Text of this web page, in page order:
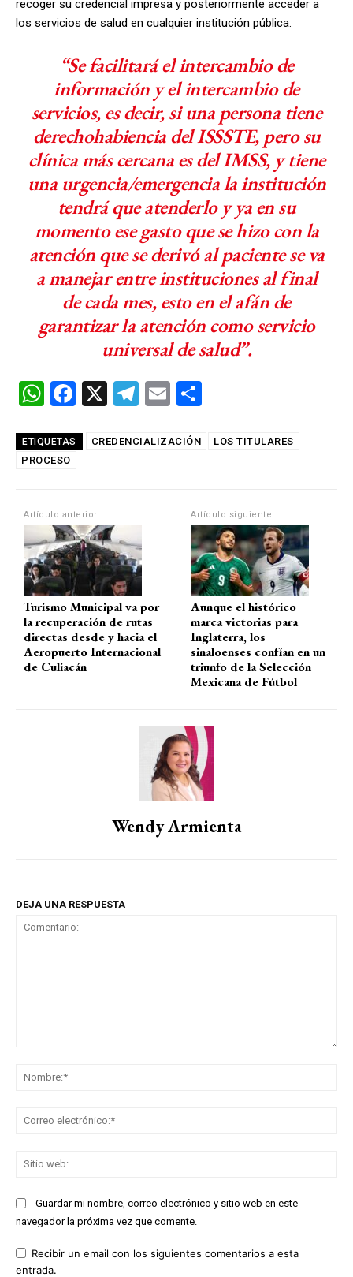
recoger su credencial impresa y posteriormente acceder a
los servicios de salud en cualquier institución pública.
“Se facilitará el intercambio de
información y el intercambio de
servicios, es decir, si una persona tiene
derechohabiencia del ISSSTE, pero su
clínica más cercana es del IMSS, y tiene
una urgencia/emergencia la institución
tendrá que atenderlo y ya en su
momento ese gasto que se hizo con la
atención que se derivó al paciente se va
a manejar entre instituciones al final
de cada mes, esto en el afán de
garantizar la atención como servicio
universal de salud”.
W
at
s
p
p
F
ce
o
k
X
T
e
E
ail
m
tir
ETIQUETAS CREDENCIALIZACIÓN
LOS TITULARES
PROCESO
Artículo anterior
Turismo Municipal va por
la recuperación de rutas
directas desde y hacia el
Aeropuerto Internacional
de Culiacán
Artículo siguiente
Aunque el histórico
marca victorias para
Inglaterra, los
sinaloenses confían en un
triunfo de la Selección
Mexicana de Fútbol
Wendy Armienta
DEJA UNA RESPUESTA
Guardar mi nombre, correo electrónico y sitio web en este
navegador la próxima vez que comente.
Recibir un email con los siguientes comentarios a esta
entrada.